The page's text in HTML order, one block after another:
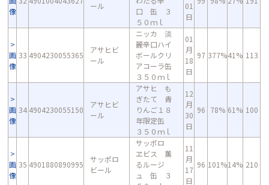
像
ール
口 缶 ３
５０ｍｌ
01
日
画
像
33 4904230055365
アサヒビ
ール
ニッカ 淡
麗辛口ハイ
ボールクリ
アコーラ缶
３５０ｍｌ
01
月
18
日
97 377%41% 113
画
像
34 4904230055150
アサヒビ
ール
アサヒ も
ぎたて 青
りんご１８
年限定缶
３５０ｍｌ
12
月
30
日
96 78% 61% 100
画
像
35 4901880890995
サッポロ
ビール
サッポロ
ヱビス 薫
るルージ
ュ 缶 ３
11
月
17
日
96 101%14% 210